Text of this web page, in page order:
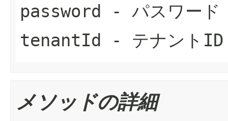
password - パスワード
tenantId - テナントID
メソッドの詳細